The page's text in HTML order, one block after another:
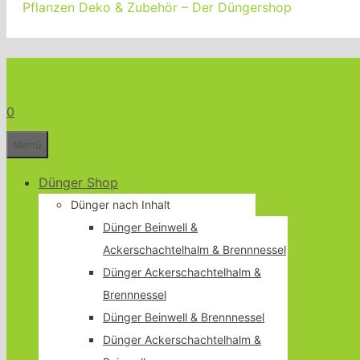
Pflanzen Deko & Zubehör – Der Düngershop
0
Dünger Shop
Dünger nach Inhalt
Dünger Beinwell &
Ackerschachtelhalm & Brennnessel
Dünger Ackerschachtelhalm &
Brennnessel
Dünger Beinwell & Brennnessel
Dünger Ackerschachtelhalm &